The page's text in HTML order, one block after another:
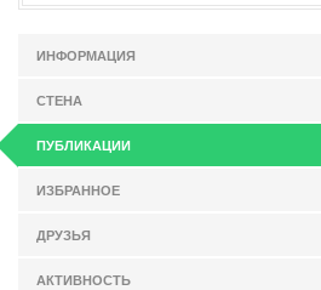
ИНФОРМАЦИЯ
СТЕНА
ПУБЛИКАЦИИ
ИЗБРАННОЕ
ДРУЗЬЯ
АКТИВНОСТЬ